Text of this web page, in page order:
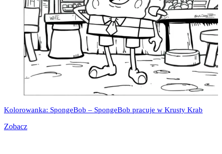
Kolorowanka: SpongeBob – SpongeBob pracuje w Krusty Krab
Zobacz